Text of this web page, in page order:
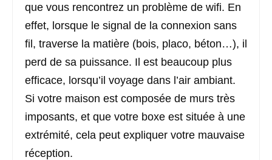
que vous rencontrez un problème de wifi. En
effet, lorsque le signal de la connexion sans
fil, traverse la matière (bois, placo, béton…), il
perd de sa puissance. Il est beaucoup plus
efficace, lorsqu’il voyage dans l’air ambiant.
Si votre maison est composée de murs très
imposants, et que votre boxe est située à une
extrémité, cela peut expliquer votre mauvaise
réception.